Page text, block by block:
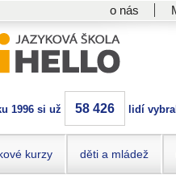
o nás
1996 si už 58 426 lidí
kurzy děti a mládež